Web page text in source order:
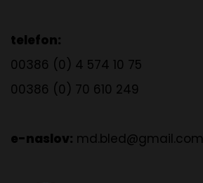
telefon:
00386 (0) 4 574 10 75
00386 (0) 70 610 249
e-naslov: md.bled@gmail.com